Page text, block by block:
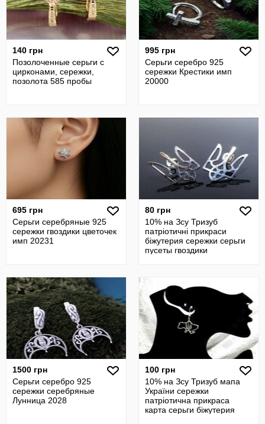
140 грн
Позолоченные серьги с
цирконами, сережки,
позолота 585 пробы
995 грн
Серьги серебро 925
сережки Крестики имп
20000
695 грн
Серьги серебряные 925
сережки гвоздики цветочек
имп 20231
80 грн
10% на Зсу Тризуб
патріотичні прикраси
біжутерия сережки серьги
пусеты гвоздики
1500 грн
Серьги серебро 925
сережки серебряные
Лунница 2028
100 грн
10% на Зсу Тризуб мапа
України сережки
патріотична прикраса
карта серьги біжутерия